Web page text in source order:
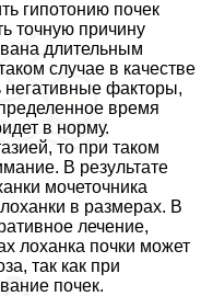
гипотонию почек
точную причину
длительным
случае в качестве
негативные факторы,
время
в норму.
то при таком
В результате
мочеточника
в размерах. В
лечение,
лоханка почки может
так как при
почек.